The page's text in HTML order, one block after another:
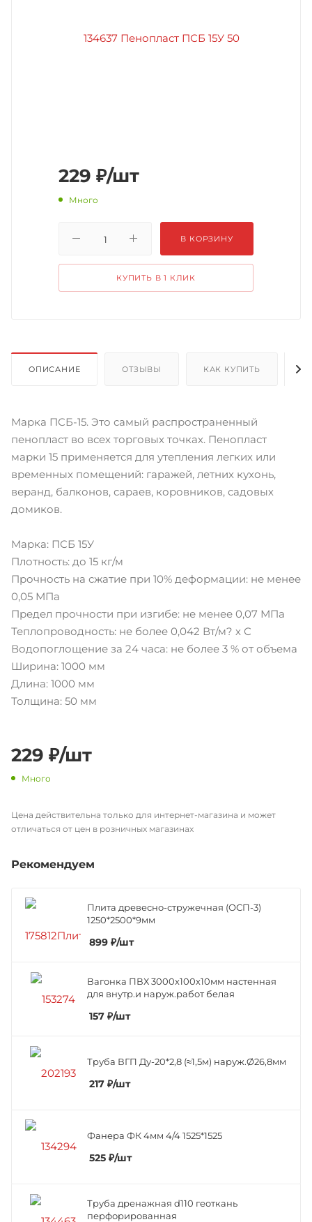
229 ₽/шт
Много
В КОРЗИНУ
КУПИТЬ В 1 КЛИК
ОПИСАНИЕ ОТЗЫВЫ КАК КУПИТЬ
Марка ПСБ-15. Это самый распространенный
пенопласт во всех торговых точках. Пенопласт
марки 15 применяется для утепления легких или
временных помещений: гаражей, летних кухонь,
веранд, балконов, сараев, коровников, садовых
домиков.
Марка: ПСБ 15У
Плотность: до 15 кг/м
Прочность на сжатие при 10% деформации: не менее
0,05 МПa
Предел прочности при изгибе: не менее 0,07 МПa
Теплопроводность: не более 0,042 Вт/м? х С
Водопоглощение за 24 часа: не более 3 % от объема
Ширина: 1000 мм
Длина: 1000 мм
Толщина: 50 мм
229 ₽/шт
Много
Цена действительна только для интернет-магазина и может
отличаться от цен в розничных магазинах
Рекомендуем
Плита древесно-стружечная (ОСП-3)
1250*2500*9мм
899 ₽/шт
Вагонка ПВХ 3000х100х10мм настенная
для внутр.и наруж.работ белая
157 ₽/шт
Труба ВГП Ду-20*2,8 (≈1,5м) наруж.Ø26,8мм
217 ₽/шт
Фанера ФК 4мм 4/4 1525*1525
525 ₽/шт
Труба дренажная d110 геоткань
перфорированная